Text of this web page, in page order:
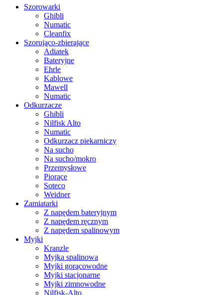
Szorowarki
Ghibli
Numatic
Cleanfix
Szorująco-zbierające
Adiatek
Bateryjne
Ehrle
Kablowe
Mawell
Numatic
Odkurzacze
Ghibli
Nilfisk Alto
Numatic
Odkurzacz piekarniczy
Na sucho
Na sucho/mokro
Przemysłowe
Piorące
Soteco
Weidner
Zamiatarki
Z napędem bateryjnym
Z napędem ręcznym
Z napędem spalinowym
Myjki
Kranzle
Myjka spalinowa
Myjki gorącowodne
Myjki stacjonarne
Myjki zimnowodne
Nilfisk-Alto